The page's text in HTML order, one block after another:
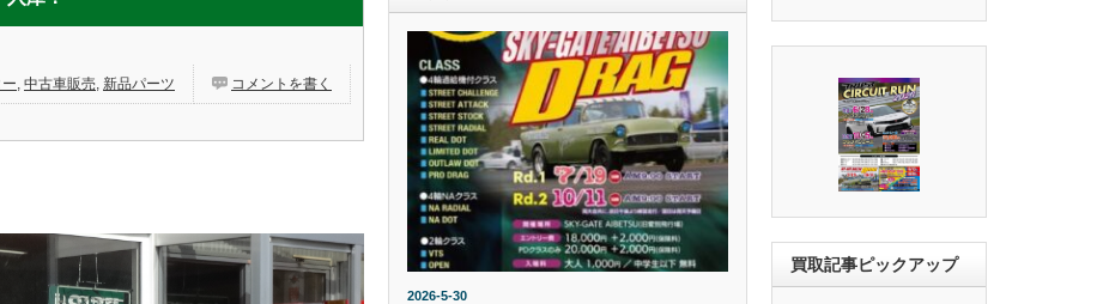
, 中古車販売, 新品パーツ コメントを書く
2026-5-30
買取記事ピックアップ